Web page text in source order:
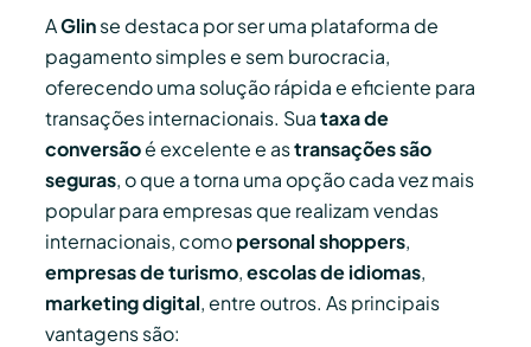
AGlinse destaca por ser uma plataforma de
pagamento simples e sem burocracia,
oferecendo uma solução rápida e eficiente para
transações internacionais. Suataxa de
conversãoé excelente e astransações são
seguras, o que a torna uma opção cada vez mais
popular para empresas que realizam vendas
internacionais, comopersonal shoppers,
empresas de turismo,escolas de idiomas,
marketing digital, entre outros. As principais
vantagens são: